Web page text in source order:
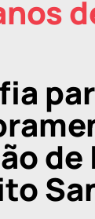
de